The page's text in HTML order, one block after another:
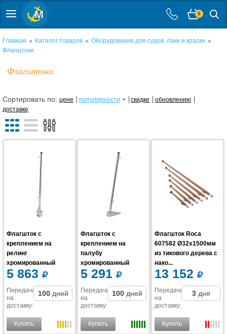
0
Главная » Каталог товаров » Оборудование для судов, лаки и краски »
Флагштоки
Флагштоки
Сортировать по: цене популярности скидке
обновлению
доставке
Флагшток с
креплением на
релинг
хромированный
Foresti & S...
5 863
Передача
на
доставку:
100 дней
Купить
Флагшток с
креплением на
палубу
хромированный
Foresti & S...
5 291
Передача
на
доставку:
100 дней
Купить
Флагшток Roca
607582 Ø32х1500мм
из тикового дерева с
нако...
13 152
Передача
на
доставку:
3 дня
Купить